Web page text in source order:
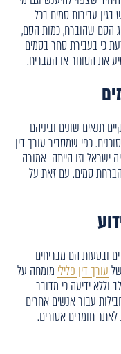
עבירות סמים בכל
הסם שהוברח, כמות הסם,
כי בעבירת סחר בסמים
את הסוחר או המבריח.
תנאים שונים וביניהם
כפי שמסביר עורך דין
ישראל וזו הייתה אמורה
סמים. עם זאת על
ובטעות הם מבריחים
עורך דין פלילי מומחה על
וללא ידיעה כי מדובר
עבור אנשים אחרים
לאתר חומרים אסורים.